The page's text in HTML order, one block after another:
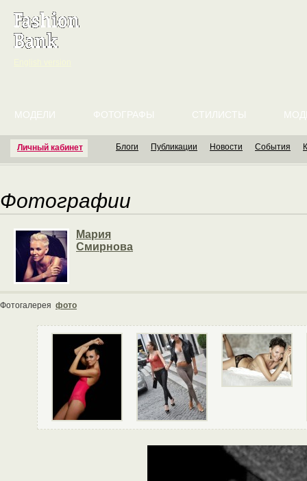
Личный кабинет
МОДЕЛИ ФОТОГРАФЫ СТИЛИСТЫ
Блоги Публикации Новости События
Фотографии
Мария
Смирнова
Фотогалерея фото